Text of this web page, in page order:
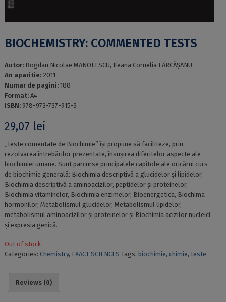
BIOCHEMISTRY: COMMENTED TESTS
Autor: Bogdan Nicolae MANOLESCU, Ileana Cornelia FĂRCĂȘANU
An aparitie: 2011
Numar de pagini: 188
Format: A4
ISBN: 978-973-737-915-3
29,07 lei
„Teste comentate de Biochimie” își propune să faciliteze, prin
rezolvarea întrebărilor prezentate, însușirea diferitelor aspecte ale
biochimiei umane. Sunt parcurse principalele capitole ale oricărui curs
de biochimie generală: Biochimia descriptivă a glucidelor și lipidelor,
Biochimia descriptivă a aminoacizilor, peptidelor și proteinelor,
Biochimia vitaminelor, Biochimia enzimelor, Bioenergetica, Biochima
hormonilor, Metabolismul glucidelor, Metabolismul lipidelor,
metabolismul aminoacizilor și proteinelor și Biochimia acizilor nucleici
și expresia genică.
Out of stock
Categories: Chemistry, EXACT SCIENCES Tags: biochimie, chimie, teste
Reviews (0)